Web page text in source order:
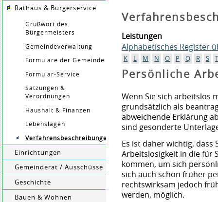
Rathaus & Bürgerservice
Grußwort des
Bürgermeisters
Gemeindeverwaltung
Formulare der Gemeinde
Formular-Service
Satzungen &
Verordnungen
Haushalt & Finanzen
Lebenslagen
Verfahrensbeschreibungen
Einrichtungen
Gemeinderat / Ausschüsse
Geschichte
Bauen & Wohnen
Leistungen
Alphabetisches Register
K L M N O P Q R S
Persönliche
Wenn Sie sich arbeitslos
grundsätzlich als
abweichende Erklärung
sind gesonderte
Es ist daher wichtig, dass
Arbeitslosigkeit in die für
kommen, um sich
sich auch schon früher
rechtswirksam jedoch
werden, möglich.